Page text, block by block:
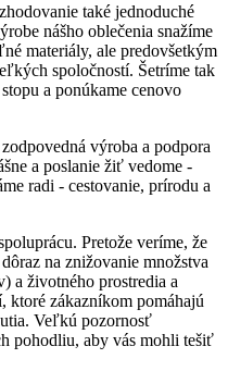
také jednoduché
nášho oblečenia snažíme
materiály, ale predovšetkým
spoločností. Šetríme tak
a ponúkame cenovo
výroba a podpora
a poslanie žiť vedome -
radi - cestovanie, prírodu a
Pretože veríme, že
na znižovanie množstva
a životného prostredia a
ktoré zákazníkom pomáhajú
Veľkú pozornosť
pohodliu, aby vás mohli tešiť